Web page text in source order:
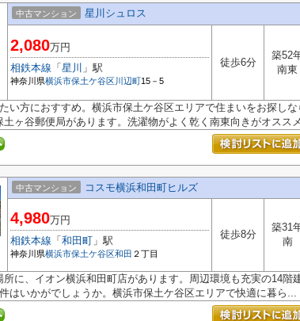
中古マンション 星川シュロス
2,080万円
相鉄本線 「 星川 」駅
神奈川県横浜市保土ケ谷区川辺町15－5
徒歩6分
築52
南東
い方におすすめ。横浜市保土ケ谷区エリアで住まいをお探し
土ヶ谷郵便局があります。洗濯物がよく乾く南東向きがオスス
中古マンション コスモ横浜和田町ヒルズ
4,980万円
相鉄本線 「 和田町 」駅
神奈川県横浜市保土ケ谷区和田 ２丁目
徒歩8分
築31
南
所に、イオン横浜和田町店があります。周辺環境も充実の14階
はいかがでしょうか。横浜市保土ケ谷区エリアで快適に暮ら...